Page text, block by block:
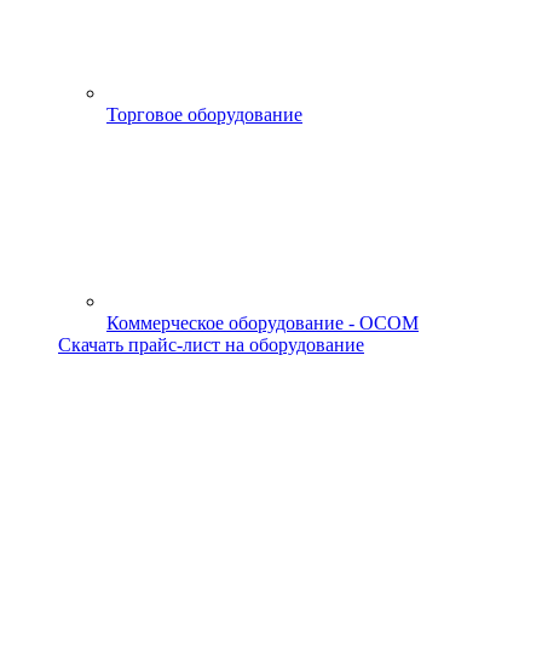
Торговое оборудование
Коммерческое оборудование - OCOM
Скачать прайс-лист на оборудование